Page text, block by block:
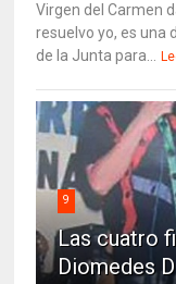
Virgen del Carmen
resuelvo yo, es una
de la Junta para...
9
Las cuatro
Diomedes